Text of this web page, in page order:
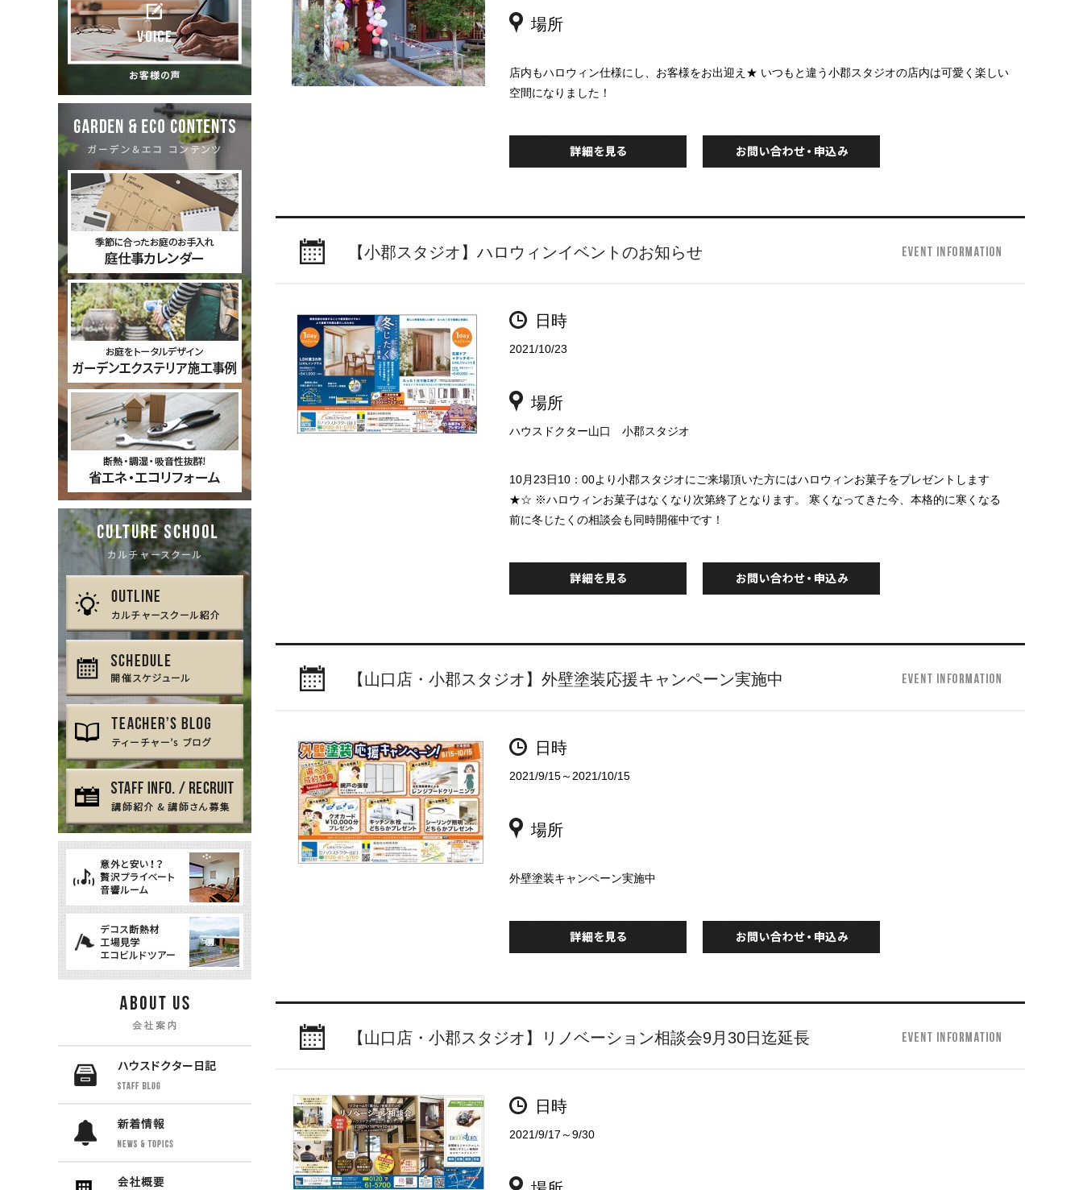
場所
店内もハロウィン仕様にし、お客様をお出迎え★ いつもと違う小郡スタジオの店内は可愛く楽しい
空間になりました！
【小郡スタジオ】ハロウィンイベントのお知らせ
日時
2021/10/23
場所
ハウスドクター山口 小郡スタジオ
10月23日10：00より小郡スタジオにご来場頂いた方にはハロウィンお菓子をプレゼントします
★☆ ※ハロウィンお菓子はなくなり次第終了となります。 寒くなってきた今、本格的に寒くなる
前に冬じたくの相談会も同時開催中です！
【山口店・小郡スタジオ】外壁塗装応援キャンペーン実施中
日時
2021/9/15～2021/10/15
場所
外壁塗装キャンペーン実施中
【山口店・小郡スタジオ】リノベーション相談会9月30日迄延長
日時
2021/9/17～9/30